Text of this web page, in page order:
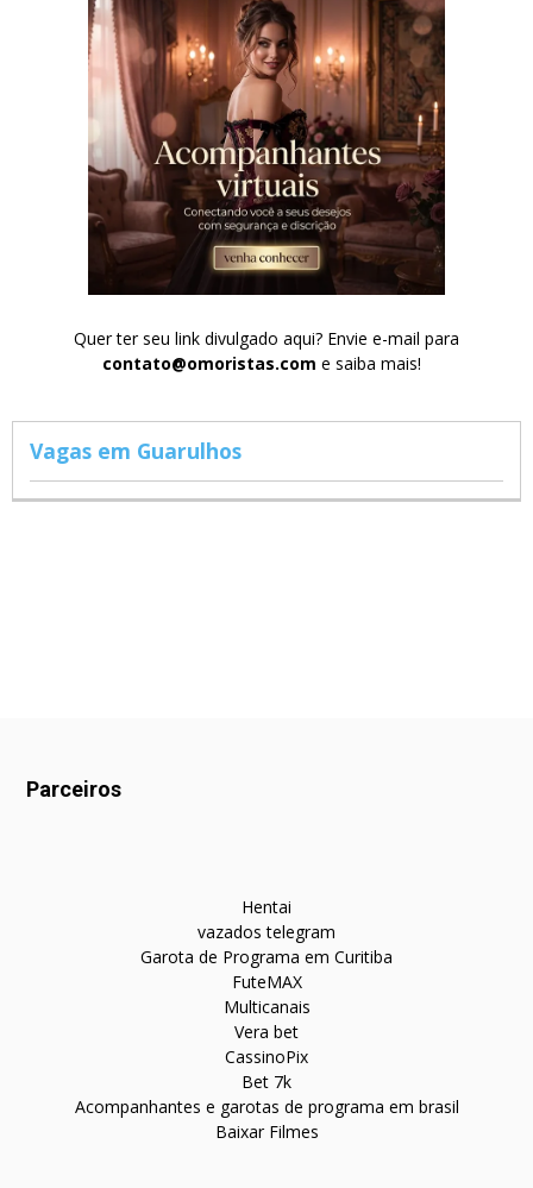
Quer ter seu link divulgado aqui? Envie e-mail para
contato@omoristas.com e saiba mais!
Vagas em Guarulhos
Parceiros
Hentai
vazados telegram
Garota de Programa em Curitiba
FuteMAX
Multicanais
Vera bet
CassinoPix
Bet 7k
Acompanhantes e garotas de programa em brasil
Baixar Filmes